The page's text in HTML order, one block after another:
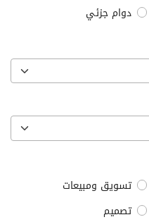
دوام جزئي
تسويق ومبيعات
تصميم